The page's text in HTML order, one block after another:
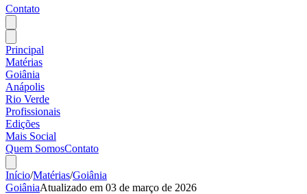
Contato
Principal
Matérias
Goiânia
Anápolis
Rio Verde
Profissionais
Edições
Mais Social
Quem SomosContato
Início/Matérias/Goiânia
GoiâniaAtualizado em 03 de março de 2026